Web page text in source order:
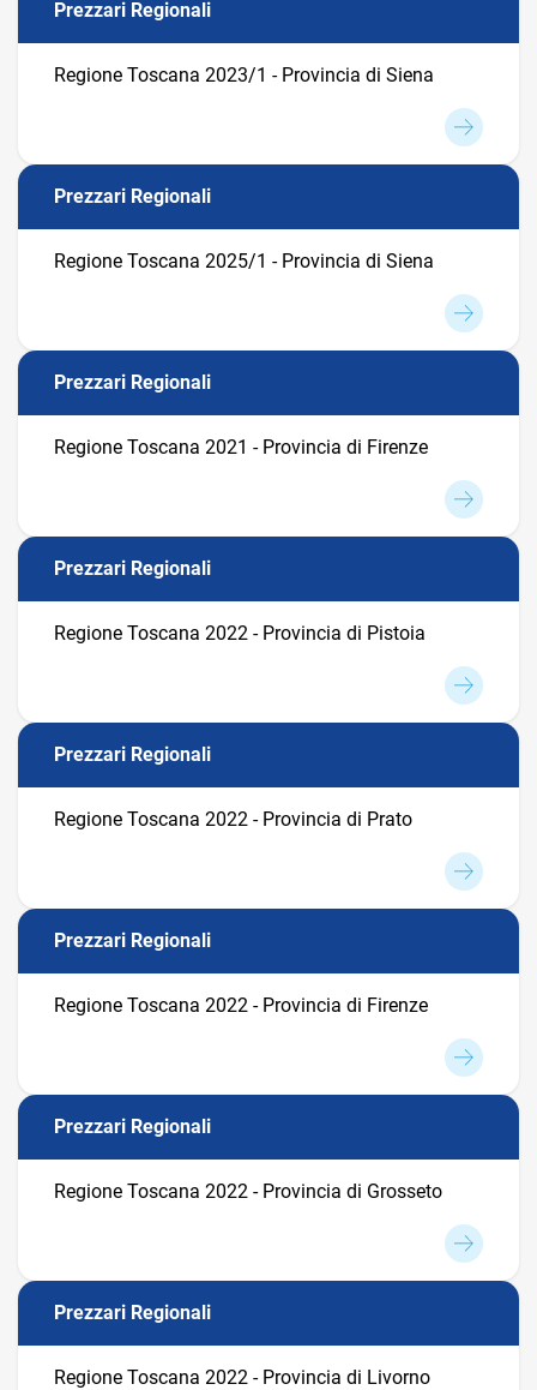
Prezzari Regionali
Regione Toscana 2023/1 - Provincia di Siena
Prezzari Regionali
Regione Toscana 2025/1 - Provincia di Siena
Prezzari Regionali
Regione Toscana 2021 - Provincia di Firenze
Prezzari Regionali
Regione Toscana 2022 - Provincia di Pistoia
Prezzari Regionali
Regione Toscana 2022 - Provincia di Prato
Prezzari Regionali
Regione Toscana 2022 - Provincia di Firenze
Prezzari Regionali
Regione Toscana 2022 - Provincia di Grosseto
Prezzari Regionali
Regione Toscana 2022 - Provincia di Livorno